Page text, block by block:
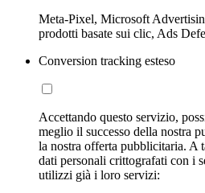
Meta-Pixel, Microsoft
prodotti basate sui clic, Ads
Conversion tracking esteso
Accettando questo servizio,
meglio il successo della nostra
la nostra offerta pubblicitaria. A
dati personali crittografati con i
utilizzi già i loro servizi: